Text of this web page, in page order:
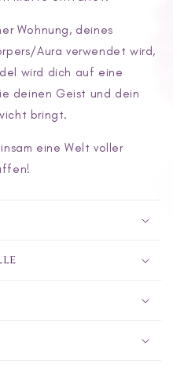
Wohnung, deines
Aura verwendet wird,
wird dich auf eine
deinen Geist und dein
bringt.
eine Welt voller